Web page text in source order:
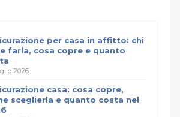
per casa in affitto: chi
farla, cosa copre e quanto
2026
casa: cosa copre,
sceglierla e quanto costa nel